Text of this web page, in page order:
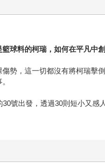
球料的柯瑞，如何在平凡中
勢，這一切都沒有將柯瑞擊
號出發，透過30則短小又